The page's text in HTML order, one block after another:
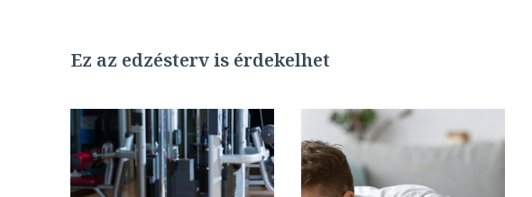
Ez az edzésterv is érdekelhet